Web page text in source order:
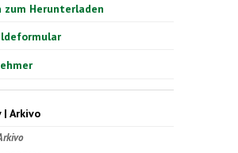
zum Herunterladen
| Arkivo